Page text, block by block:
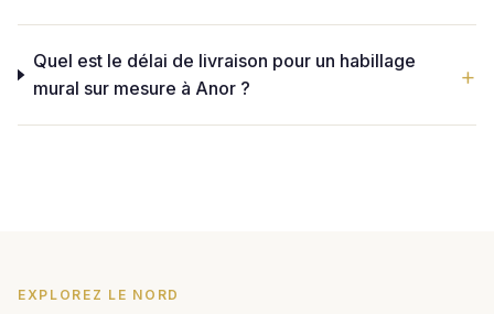
Quel est le délai de livraison pour un habillage
mural sur mesure à Anor ?
EXPLOREZ LE NORD